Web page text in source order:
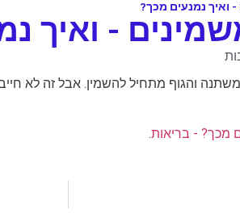
משתנה והגוף מתחיל להשמין. אבל זה לא
.